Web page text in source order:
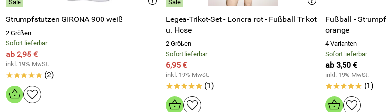
Strumpfstutzen GIRONA 900 weiß
2 Größen
Sofort lieferbar
ab 2,95 €
inkl. 19% MwSt.
***** (2)
Legea-Trikot-Set - Londra rot - Fußball Trikot
u. Hose
2 Größen
Sofort lieferbar
6,95 €
inkl. 19% MwSt.
***** (1)
Fußball -
orange
4 Varianten
Sofort lieferbar
ab 3,50 €
inkl. 19% MwSt.
***** (1)